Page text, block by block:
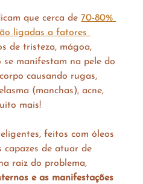
que cerca de 70-80%
ligadas a fatores
de tristeza, mágoa,
se manifestam na pele do
causando rugas,
(manchas), acne,
mais!
feitos com óleos
capazes de atuar de
raiz do problema,
e as manifestações